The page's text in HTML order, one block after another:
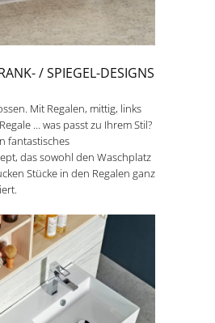
/ SPIEGEL-DESIGNS
Mit Regalen, mittig, links
… was passt zu Ihrem Stil?
fantastisches
das sowohl den Waschplatz
Stücke in den Regalen ganz